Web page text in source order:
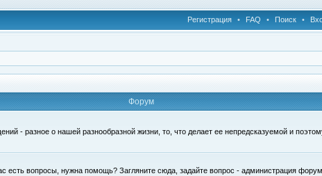
Регистрация • FAQ • Поиск •
Форум
- разное о нашей разнообразной жизни, то, что делает ее непредсказуемой и
есть вопросы, нужна помощь? Загляните сюда, задайте вопрос - администрация